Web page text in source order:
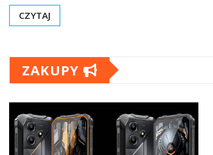
CZYTAJ
ZAKUPY